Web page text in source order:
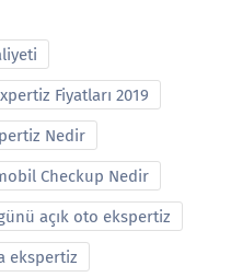
Fiyatları 2019
Nedir
Checkup Nedir
açık oto ekspertiz
ekspertiz